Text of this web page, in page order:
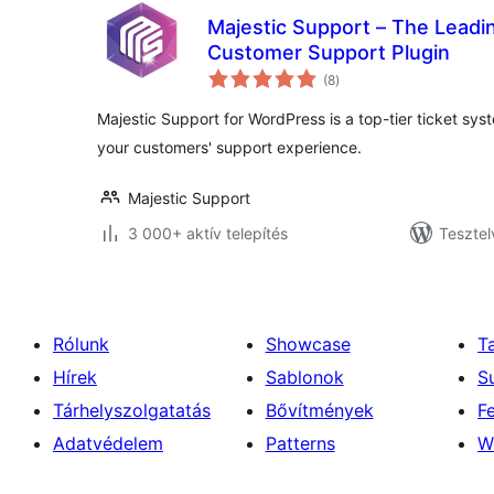
Majestic Support – The
Customer Support Plugin
(8értékelés
összesen
)
Majestic Support for WordPress is a top-tier ticket
your customers' support experience.
Majestic Support
3 000+ aktív telepítés
Rólunk
Hírek
Tárhelyszolgatatás
Adatvédelem
Showcase
Sablonok
Bővítmények
Patterns